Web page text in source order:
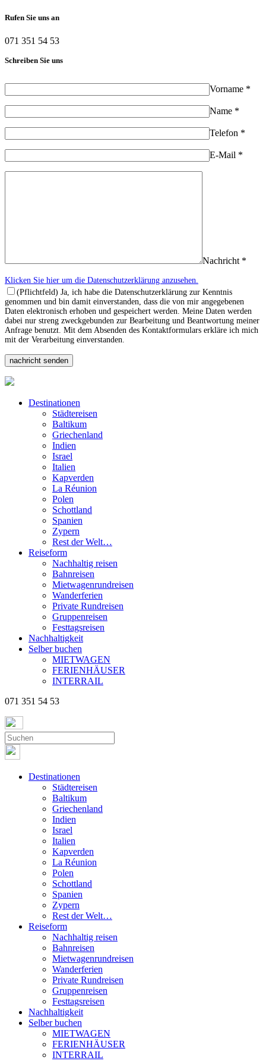
Rufen Sie uns an
071 351 54 53
Schreiben Sie uns
Vorname *
Name *
Telefon *
E-Mail *
Nachricht *
Klicken Sie hier um die Datenschutzerklärung anzusehen.
(Pflichtfeld) Ja, ich habe die Datenschutzerklärung zur Kenntnis
genommen und bin damit einverstanden, dass die von mir angegebenen
Daten elektronisch erhoben und gespeichert werden. Meine Daten werden
dabei nur streng zweckgebunden zur Bearbeitung und Beantwortung meiner
Anfrage benutzt. Mit dem Absenden des Kontaktformulars erkläre ich mich
mit der Verarbeitung einverstanden.
Destinationen
Städtereisen
Baltikum
Griechenland
Indien
Israel
Italien
Kapverden
La Réunion
Polen
Schottland
Spanien
Zypern
Rest der Welt…
Reiseform
Nachhaltig reisen
Bahnreisen
Mietwagenrundreisen
Wanderferien
Private Rundreisen
Gruppenreisen
Festtagsreisen
Nachhaltigkeit
Selber buchen
MIETWAGEN
FERIENHÄUSER
INTERRAIL
071 351 54 53
Destinationen
Städtereisen
Baltikum
Griechenland
Indien
Israel
Italien
Kapverden
La Réunion
Polen
Schottland
Spanien
Zypern
Rest der Welt…
Reiseform
Nachhaltig reisen
Bahnreisen
Mietwagenrundreisen
Wanderferien
Private Rundreisen
Gruppenreisen
Festtagsreisen
Nachhaltigkeit
Selber buchen
MIETWAGEN
FERIENHÄUSER
INTERRAIL